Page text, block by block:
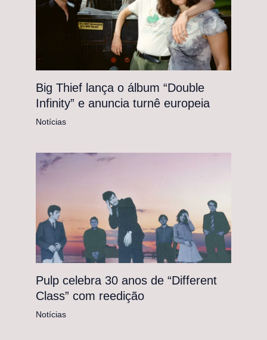
Big Thief lança o álbum “Double
Infinity” e anuncia turnê europeia
Notícias
Pulp celebra 30 anos de “Different
Class” com reedição
Notícias